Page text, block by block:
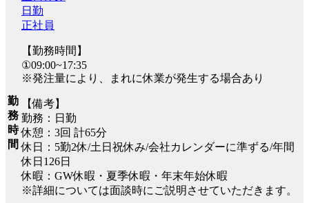
勤
務
時
間
日勤
正社員
【勤務時間】
①09:00~17:35
※発注量により、まれに休業が発生する場合あり
【備考】
勤務：日勤
休憩：3回 計65分
休日：5勤2休/土日祝休み/会社カレンダーに準ずる/年間
休日126日
休暇：GW休暇・夏季休暇・年末年始休暇
※詳細については面談時にご説明させていただきます。